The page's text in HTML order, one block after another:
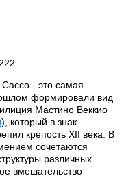
- это самая
формировали вид
Мастино Веккио
), который в знак
крепость XII века. В
сочетаются
различных
вмешательство